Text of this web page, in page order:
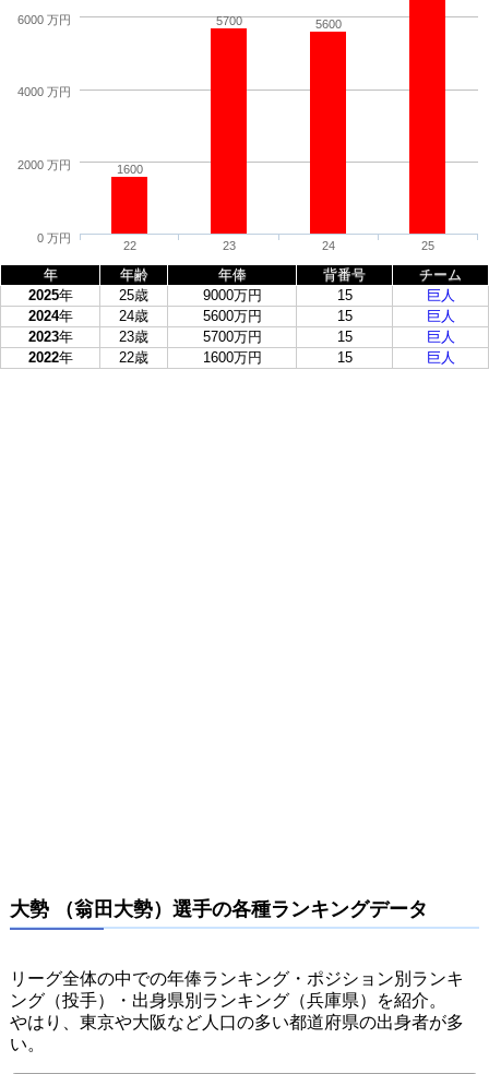
1600
5700 5600
22 23 24 25
0 万円
2000 万円
4000 万円
6000 万円
年 年齢 年俸 背番号
チーム
2025年 25歳 9000万円 15
巨人
2024年 24歳 5600万円 15
巨人
2023年 23歳 5700万円 15
巨人
2022年 22歳 1600万円 15 巨人
大勢 （翁田大勢）選手の各種ランキングデータ
リーグ全体の中での年俸ランキング・ポジション別ランキ
ング（投手）・出身県別ランキング（兵庫県）を紹介。
やはり、東京や大阪など人口の多い都道府県の出身者が多
い。